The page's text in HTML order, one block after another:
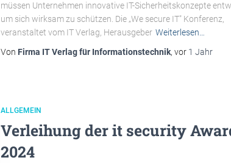
müssen Unternehmen innovative IT-Sicherheitskonzepte
um sich wirksam zu schützen. Die „We secure IT" Konferenz,
veranstaltet vom IT Verlag, Herausgeber Weiterlesen…
Von Firma IT Verlag für Informationstechnik, vor 1 Jahr
ALLGEMEIN
Verleihung der it security
2024